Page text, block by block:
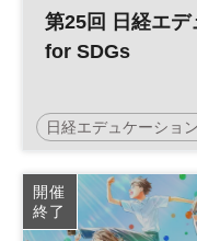
第25回 日経エ
for SDGs
日経エデュケーショ
エデュチャ サス
キャリア教育 参
開催
終了